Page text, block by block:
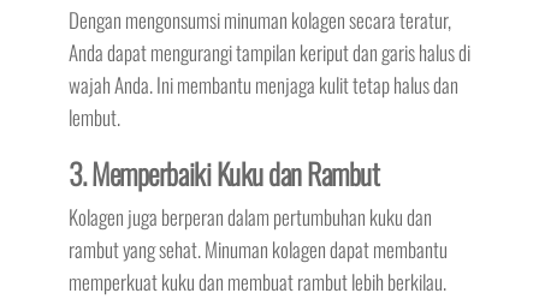
Dengan mengonsumsi minuman kolagen secara teratur,
Anda dapat mengurangi tampilan keriput dan garis halus di
wajah Anda. Ini membantu menjaga kulit tetap halus dan
lembut.
3. Memperbaiki Kuku dan Rambut
Kolagen juga berperan dalam pertumbuhan kuku dan
rambut yang sehat. Minuman kolagen dapat membantu
memperkuat kuku dan membuat rambut lebih berkilau.